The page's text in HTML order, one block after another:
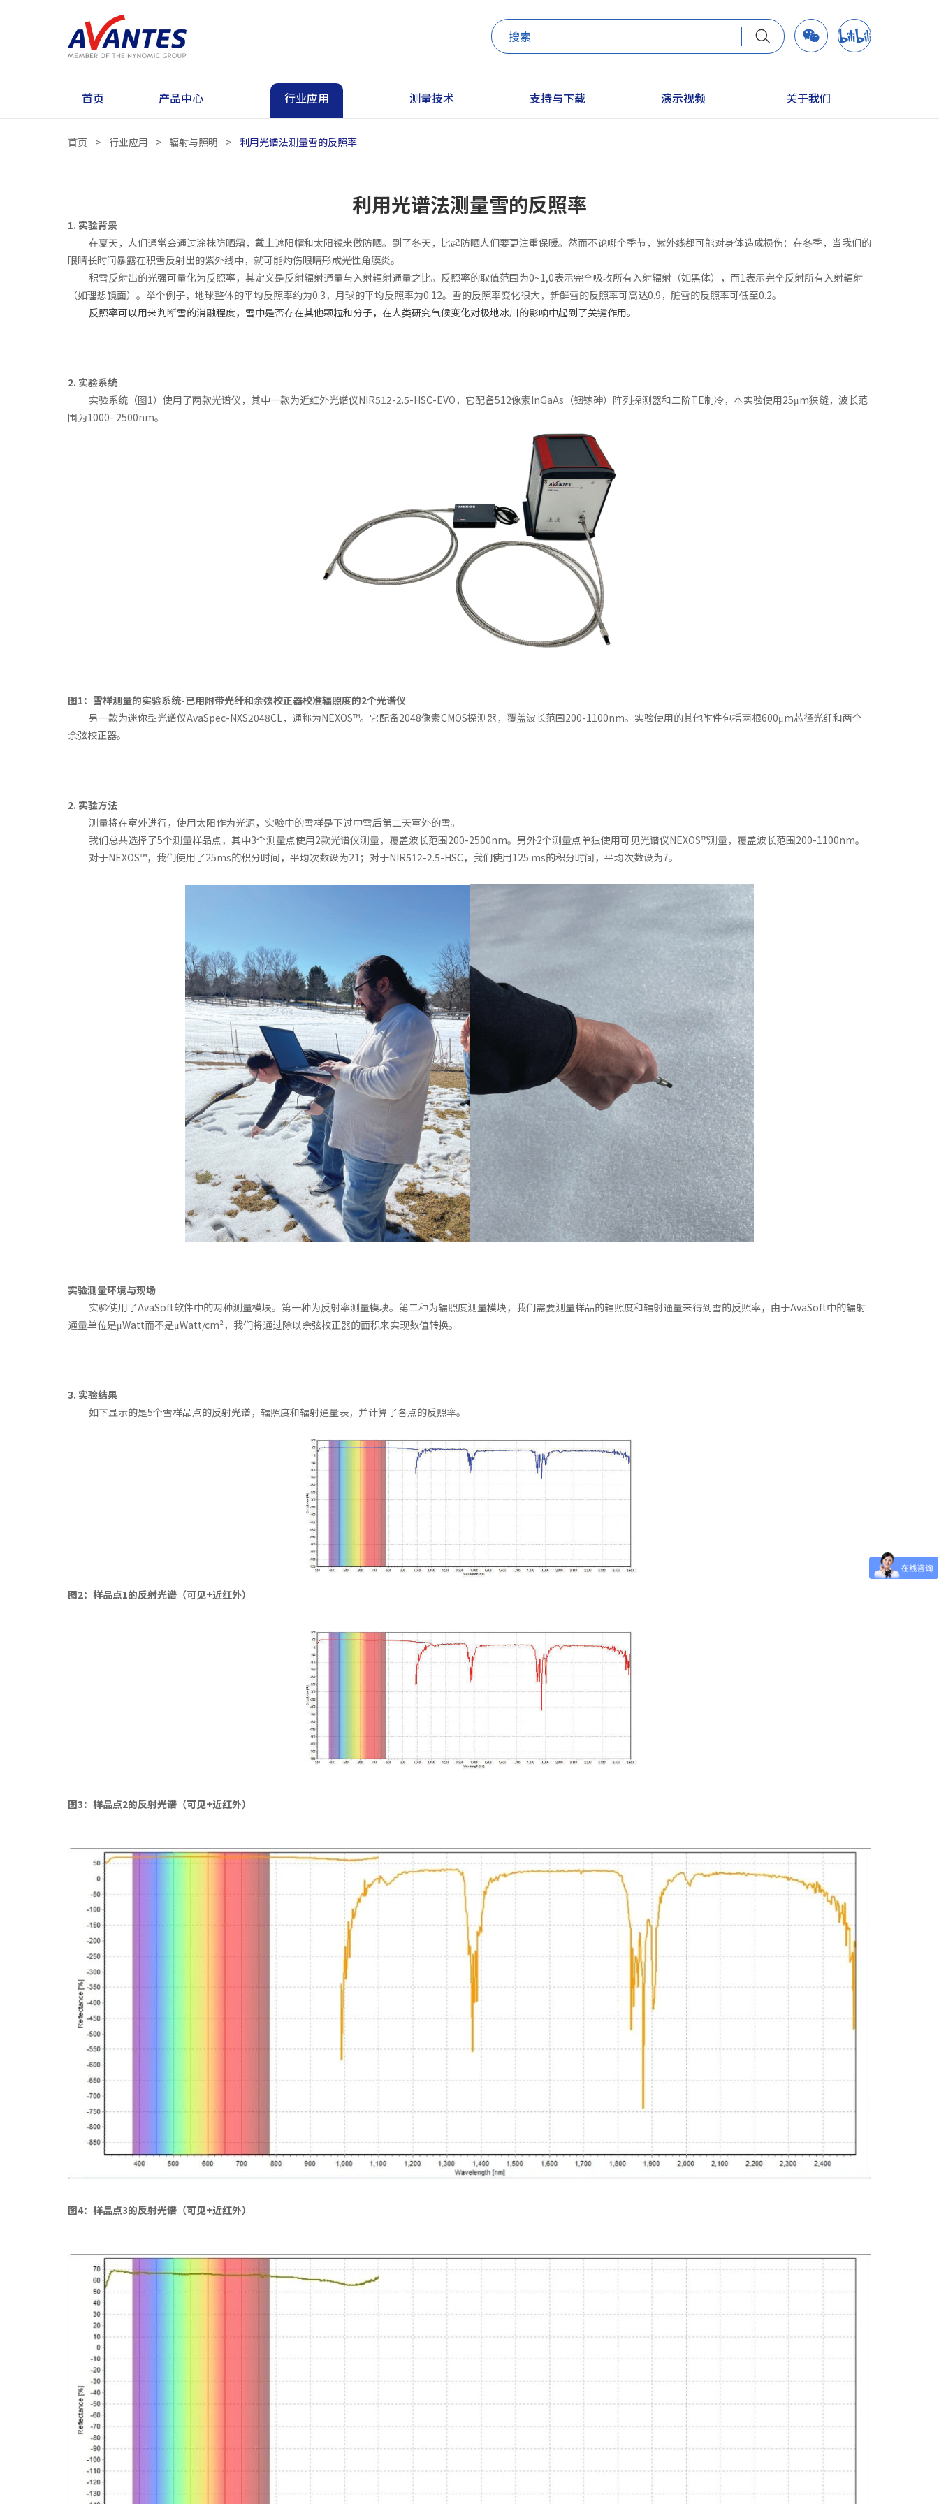
首页 产品中心 行业应用 测量技术 支持与下载 演示视频 关于我们
首页 > 行业应用 > 辐射与照明 > 利用光谱法测量雪的反照率
利用光谱法测量雪的反照率
1. 实验背景
在夏天，人们通常会通过涂抹防晒霜，戴上遮阳帽和太阳镜来做防晒。到了冬天，比起防晒人们要更注重保暖。然而不论哪个季节，紫外线都可能对身体造成损伤：在冬季，当我们的
眼睛长时间暴露在积雪反射出的紫外线中，就可能灼伤眼睛形成光性角膜炎。
积雪反射出的光强可量化为反照率，其定义是反射辐射通量与入射辐射通量之比。反照率的取值范围为0~1,0表示完全吸收所有入射辐射（如黑体），而1表示完全反射所有入射辐射
（如理想镜面）。举个例子，地球整体的平均反照率约为0.3，月球的平均反照率为0.12。雪的反照率变化很大，新鲜雪的反照率可高达0.9，脏雪的反照率可低至0.2。
反照率可以用来判断雪的消融程度，雪中是否存在其他颗粒和分子，在人类研究气候变化对极地冰川的影响中起到了关键作用。
2. 实验系统
实验系统（图1）使用了两款光谱仪，其中一款为近红外光谱仪NIR512-2.5-HSC-EVO，它配备512像素InGaAs（铟镓砷）阵列探测器和二阶TE制冷，本实验使用25μm狭缝，波长范
围为1000- 2500nm。
图1：雪样测量的实验系统-已用附带光纤和余弦校正器校准辐照度的2个光谱仪
另一款为迷你型光谱仪AvaSpec-NXS2048CL，通称为NEXOS™。它配备2048像素CMOS探测器，覆盖波长范围200-1100nm。实验使用的其他附件包括两根600μm芯径光纤和两个
余弦校正器。
2. 实验方法
测量将在室外进行，使用太阳作为光源，实验中的雪样是下过中雪后第二天室外的雪。
我们总共选择了5个测量样品点，其中3个测量点使用2款光谱仪测量，覆盖波长范围200-2500nm。另外2个测量点单独使用可见光谱仪NEXOS™测量，覆盖波长范围200-1100nm。
对于NEXOS™，我们使用了25ms的积分时间，平均次数设为21；对于NIR512-2.5-HSC，我们使用125 ms的积分时间，平均次数设为7。
实验测量环境与现场
实验使用了AvaSoft软件中的两种测量模块。第一种为反射率测量模块。第二种为辐照度测量模块，我们需要测量样品的辐照度和辐射通量来得到雪的反照率，由于AvaSoft中的辐射
通量单位是μWatt而不是μWatt/cm²，我们将通过除以余弦校正器的面积来实现数值转换。
3. 实验结果
如下显示的是5个雪样品点的反射光谱，辐照度和辐射通量表，并计算了各点的反照率。
图2：样品点1的反射光谱（可见+近红外）
图3：样品点2的反射光谱（可见+近红外）
图4：样品点3的反射光谱（可见+近红外）